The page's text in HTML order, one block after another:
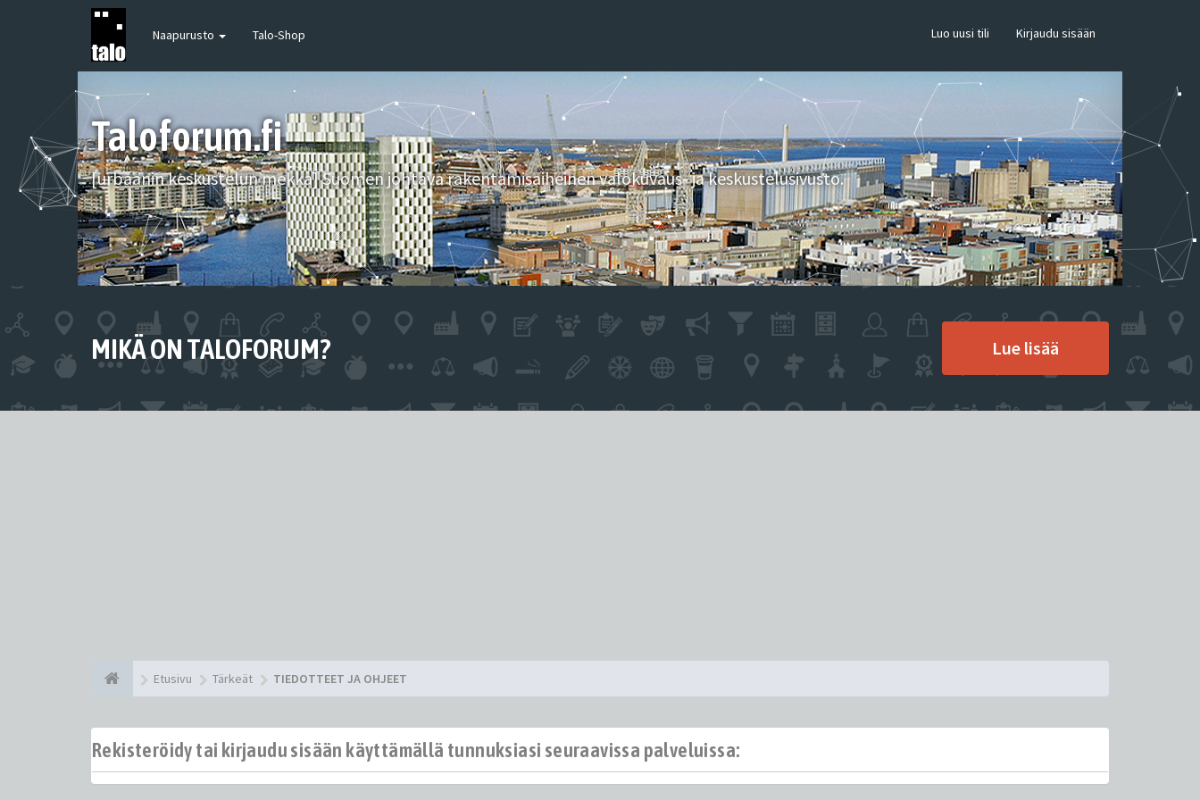
Naapurusto Talo-Shop Luo uusi tili Kirjaudu sisään
Taloforum.fi
[urbaanin keskustelun mekka] Suomen johtava rakentamisaiheinen valokuvaus- ja keskustelusivusto.
MIKÄ ON TALOFORUM? Lue lisää
Etusivu Tärkeät TIEDOTTEET JA OHJEET
Rekisteröidy tai kirjaudu sisään käyttämällä tunnuksiasi seuraavissa palveluissa: